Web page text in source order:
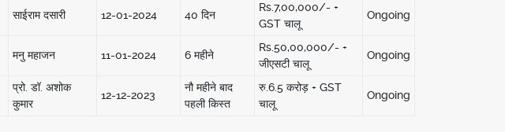
साईराम दसारी 12-01-2024 40 दिन
Rs.7,00,000/- +
GST ​​चालू
Ongoing
मनु महाजन 11-01-2024 6 महीने
Rs.50,00,000/- +
जीएसटी चालू
Ongoing
प्रो. डॉ. अशोक
कुमार
12-12-2023
नौ महीने बाद
पहली किस्त
रु.6.5 करोड़ + GST ​​
चालू
Ongoing